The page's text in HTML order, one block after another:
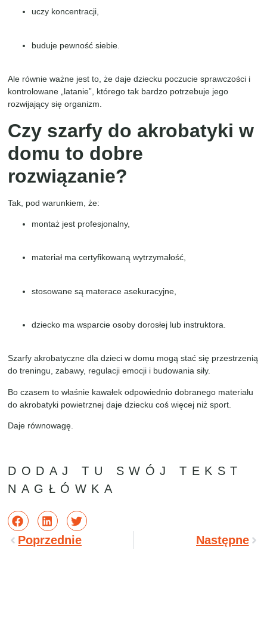
uczy koncentracji,
buduje pewność siebie.
Ale równie ważne jest to, że daje dziecku poczucie sprawczości i
kontrolowane „latanie”, którego tak bardzo potrzebuje jego
rozwijający się organizm.
Czy szarfy do akrobatyki w
domu to dobre
rozwiązanie?
Tak, pod warunkiem, że:
montaż jest profesjonalny,
materiał ma certyfikowaną wytrzymałość,
stosowane są materace asekuracyjne,
dziecko ma wsparcie osoby dorosłej lub instruktora.
Szarfy akrobatyczne dla dzieci w domu mogą stać się przestrzenią
do treningu, zabawy, regulacji emocji i budowania siły.
Bo czasem to właśnie kawałek odpowiednio dobranego materiału
do akrobatyki powietrznej daje dziecku coś więcej niż sport.
Daje równowagę.
DODAJ TU SWÓJ TEKST
NAGŁÓWKA
Poprzednie Następne